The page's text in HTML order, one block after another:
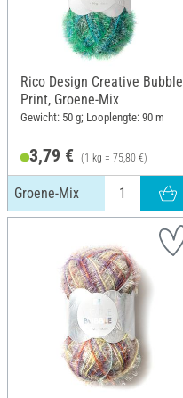
Rico Design Creative Bubble
Print, Groene-Mix
Gewicht: 50 g; Looplengte: 90 m
3,79 € (1 kg = 75,80 €)
Groene-Mix